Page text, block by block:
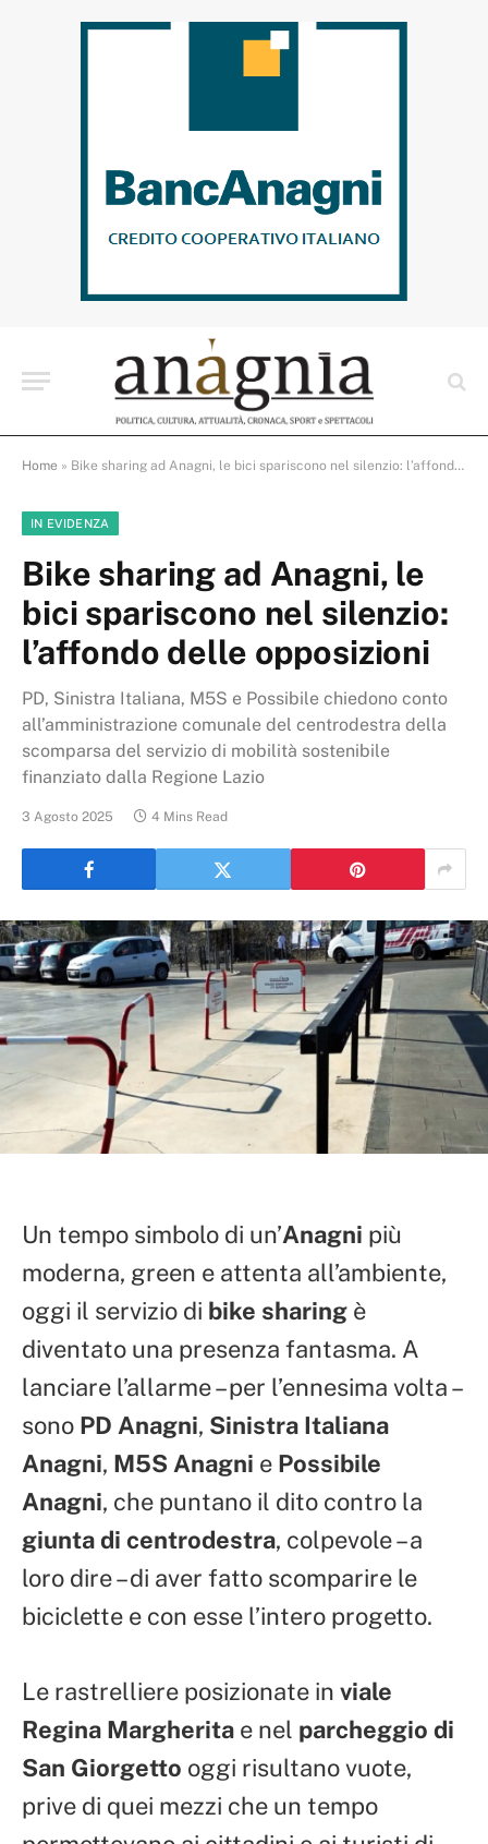
Home » Bike sharing ad Anagni, le bici spariscono nel silenzio: l’affondo delle opposizioni
IN EVIDENZA
Bike sharing ad Anagni, le
bici spariscono nel silenzio:
l’affondo delle opposizioni
PD, Sinistra Italiana, M5S e Possibile chiedono conto
all’amministrazione comunale del centrodestra della
scomparsa del servizio di mobilità sostenibile
finanziato dalla Regione Lazio
3 Agosto 2025 4 Mins Read
Un tempo simbolo di un’Anagni più
moderna, green e attenta all’ambiente,
oggi il servizio di bike sharing è
diventato una presenza fantasma. A
lanciare l’allarme – per l’ennesima volta –
sono PD Anagni, Sinistra Italiana
Anagni, M5S Anagni e Possibile
Anagni, che puntano il dito contro la
giunta di centrodestra, colpevole – a
loro dire – di aver fatto scomparire le
biciclette e con esse l’intero progetto.
Le rastrelliere posizionate in viale
Regina Margherita e nel parcheggio di
San Giorgetto oggi risultano vuote,
prive di quei mezzi che un tempo